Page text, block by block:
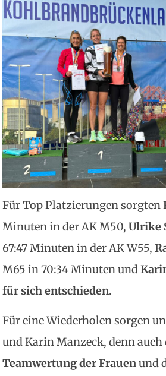
Für Top Platzierungen sorgten
Minuten in der AK M50,Ulrike
67:47 Minuten in der AK W55,
M65 in 70:34 Minuten und
für sich entschieden.
Für eine Wiederholen sorgen
und Karin Manzeck, denn auch
Teamwertung der Frauenund